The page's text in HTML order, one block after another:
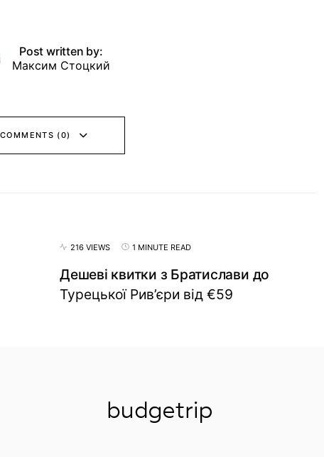
Post written by:
Максим Стоцкий
(0)
216 VIEWS 1 MINUTE READ
Дешеві квитки з Братислави до
Турецької Рив’єри від €59